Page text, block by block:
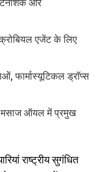
और
एजेंट के लिए
फार्मास्यूटिकल ड्रॉप्स
मसाज ऑयल में प्रमुख
राष्ट्रीय सुगंधित